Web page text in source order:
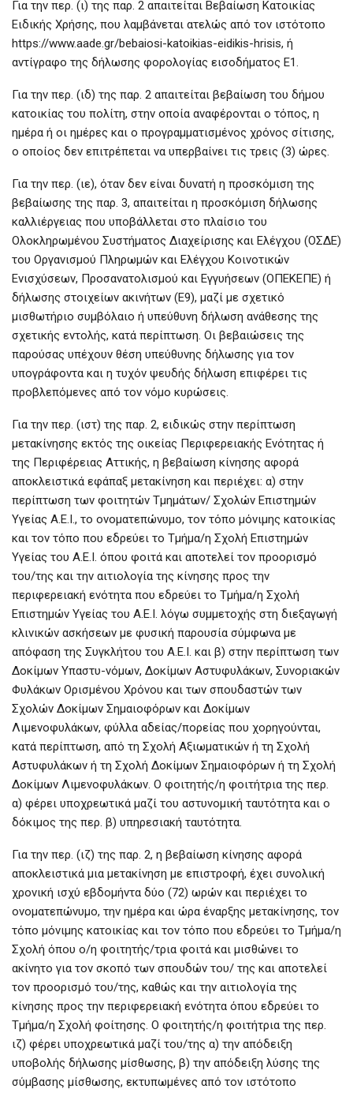
Για την περ. (ι) της παρ. 2 απαιτείται Βεβαίωση Κατοικίας
Ειδικής Χρήσης, που λαμβάνεται ατελώς από τον ιστότοπο
https://www.aade.gr/bebaiosi-katoikias-eidikis-hrisis, ή
αντίγραφο της δήλωσης φορολογίας εισοδήματος Ε1.
Για την περ. (ιδ) της παρ. 2 απαιτείται βεβαίωση του δήμου
κατοικίας του πολίτη, στην οποία αναφέρονται ο τόπος, η
ημέρα ή οι ημέρες και ο προγραμματισμένος χρόνος σίτισης,
ο οποίος δεν επιτρέπεται να υπερβαίνει τις τρεις (3) ώρες.
Για την περ. (ιε), όταν δεν είναι δυνατή η προσκόμιση της
βεβαίωσης της παρ. 3, απαιτείται η προσκόμιση δήλωσης
καλλιέργειας που υποβάλλεται στο πλαίσιο του
Ολοκληρωμένου Συστήματος Διαχείρισης και Ελέγχου (ΟΣΔΕ)
του Οργανισμού Πληρωμών και Ελέγχου Κοινοτικών
Ενισχύσεων, Προσανατολισμού και Εγγυήσεων (ΟΠΕΚΕΠΕ) ή
δήλωσης στοιχείων ακινήτων (Ε9), μαζί με σχετικό
μισθωτήριο συμβόλαιο ή υπεύθυνη δήλωση ανάθεσης της
σχετικής εντολής, κατά περίπτωση. Οι βεβαιώσεις της
παρούσας υπέχουν θέση υπεύθυνης δήλωσης για τον
υπογράφοντα και η τυχόν ψευδής δήλωση επιφέρει τις
προβλεπόμενες από τον νόμο κυρώσεις.
Για την περ. (ιστ) της παρ. 2, ειδικώς στην περίπτωση
μετακίνησης εκτός της οικείας Περιφερειακής Ενότητας ή
της Περιφέρειας Αττικής, η βεβαίωση κίνησης αφορά
αποκλειστικά εφάπαξ μετακίνηση και περιέχει: α) στην
περίπτωση των φοιτητών Τμημάτων/ Σχολών Επιστημών
Υγείας Α.Ε.Ι., το ονοματεπώνυμο, τον τόπο μόνιμης κατοικίας
και τον τόπο που εδρεύει το Τμήμα/η Σχολή Επιστημών
Υγείας του Α.Ε.Ι. όπου φοιτά και αποτελεί τον προορισμό
του/της και την αιτιολογία της κίνησης προς την
περιφερειακή ενότητα που εδρεύει το Τμήμα/η Σχολή
Επιστημών Υγείας του Α.Ε.Ι. λόγω συμμετοχής στη διεξαγωγή
κλινικών ασκήσεων με φυσική παρουσία σύμφωνα με
απόφαση της Συγκλήτου του Α.Ε.Ι. και β) στην περίπτωση των
Δοκίμων Υπαστυ-νόμων, Δοκίμων Αστυφυλάκων, Συνοριακών
Φυλάκων Ορισμένου Χρόνου και των σπουδαστών των
Σχολών Δοκίμων Σημαιοφόρων και Δοκίμων
Λιμενοφυλάκων, φύλλα αδείας/πορείας που χορηγούνται,
κατά περίπτωση, από τη Σχολή Αξιωματικών ή τη Σχολή
Αστυφυλάκων ή τη Σχολή Δοκίμων Σημαιοφόρων ή τη Σχολή
Δοκίμων Λιμενοφυλάκων. Ο φοιτητής/η φοιτήτρια της περ.
α) φέρει υποχρεωτικά μαζί του αστυνομική ταυτότητα και ο
δόκιμος της περ. β) υπηρεσιακή ταυτότητα.
Για την περ. (ιζ) της παρ. 2, η βεβαίωση κίνησης αφορά
αποκλειστικά μια μετακίνηση με επιστροφή, έχει συνολική
χρονική ισχύ εβδομήντα δύο (72) ωρών και περιέχει το
ονοματεπώνυμο, την ημέρα και ώρα έναρξης μετακίνησης, τον
τόπο μόνιμης κατοικίας και τον τόπο που εδρεύει το Τμήμα/η
Σχολή όπου ο/η φοιτητής/τρια φοιτά και μισθώνει το
ακίνητο για τον σκοπό των σπουδών του/ της και αποτελεί
τον προορισμό του/της, καθώς και την αιτιολογία της
κίνησης προς την περιφερειακή ενότητα όπου εδρεύει το
Τμήμα/η Σχολή φοίτησης. Ο φοιτητής/η φοιτήτρια της περ.
ιζ) φέρει υποχρεωτικά μαζί του/της α) την απόδειξη
υποβολής δήλωσης μίσθωσης, β) την απόδειξη λύσης της
σύμβασης μίσθωσης, εκτυπωμένες από τον ιστότοπο